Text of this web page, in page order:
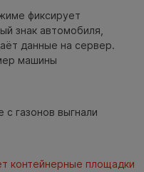
фиксирует
знак автомобиля,
данные на сервер.
машины
газонов выгнали
контейнерные площадки